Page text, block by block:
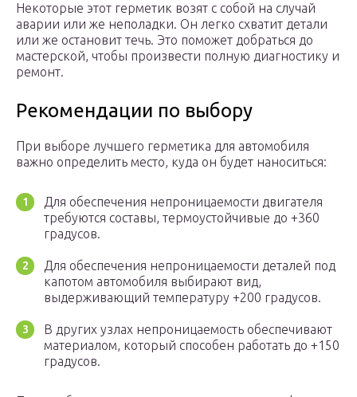
Некоторые этот герметик возят с собой на случай
аварии или же неполадки. Он легко схватит детали
или же остановит течь. Это поможет добраться до
мастерской, чтобы произвести полную диагностику и
ремонт.
Рекомендации по выбору
При выборе лучшего герметика для автомобиля
важно определить место, куда он будет наноситься:
Для обеспечения непроницаемости двигателя
требуются составы, термоустойчивые до +360
градусов.
Для обеспечения непроницаемости деталей под
капотом автомобиля выбирают вид,
выдерживающий температуру +200 градусов.
В других узлах непроницаемость обеспечивают
материалом, который способен работать до +150
градусов.